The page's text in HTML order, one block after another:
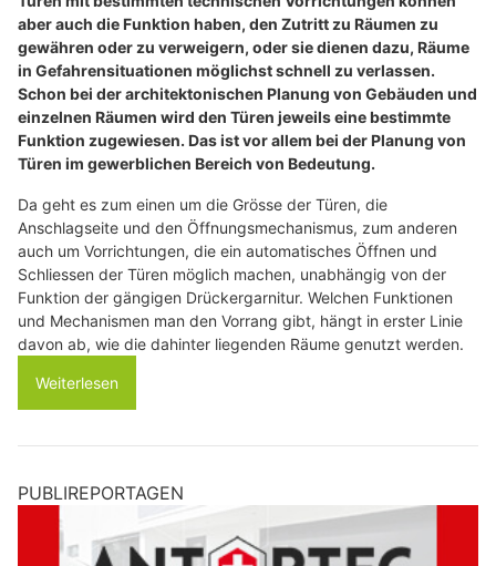
aber auch die Funktion haben, den Zutritt zu Räumen zu
gewähren oder zu verweigern, oder sie dienen dazu, Räume
in Gefahrensituationen möglichst schnell zu verlassen.
Schon bei der architektonischen Planung von Gebäuden und
einzelnen Räumen wird den Türen jeweils eine bestimmte
Funktion zugewiesen. Das ist vor allem bei der Planung von
Türen im gewerblichen Bereich von Bedeutung.
Da geht es zum einen um die Grösse der Türen, die
Anschlagseite und den Öffnungsmechanismus, zum anderen
auch um Vorrichtungen, die ein automatisches Öffnen und
Schliessen der Türen möglich machen, unabhängig von der
Funktion der gängigen Drückergarnitur. Welchen Funktionen
und Mechanismen man den Vorrang gibt, hängt in erster Linie
davon ab, wie die dahinter liegenden Räume genutzt werden.
Weiterlesen
PUBLIREPORTAGEN